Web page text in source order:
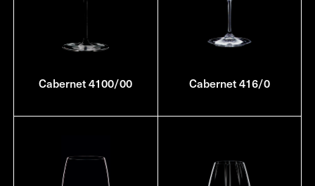
Cabernet 4100/00 Cabernet 416/0